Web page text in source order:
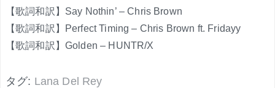
【歌詞和訳】Say Nothin’ – Chris Brown
【歌詞和訳】Perfect Timing – Chris Brown ft. Fridayy
【歌詞和訳】Golden – HUNTR/X
タグ: Lana Del Rey